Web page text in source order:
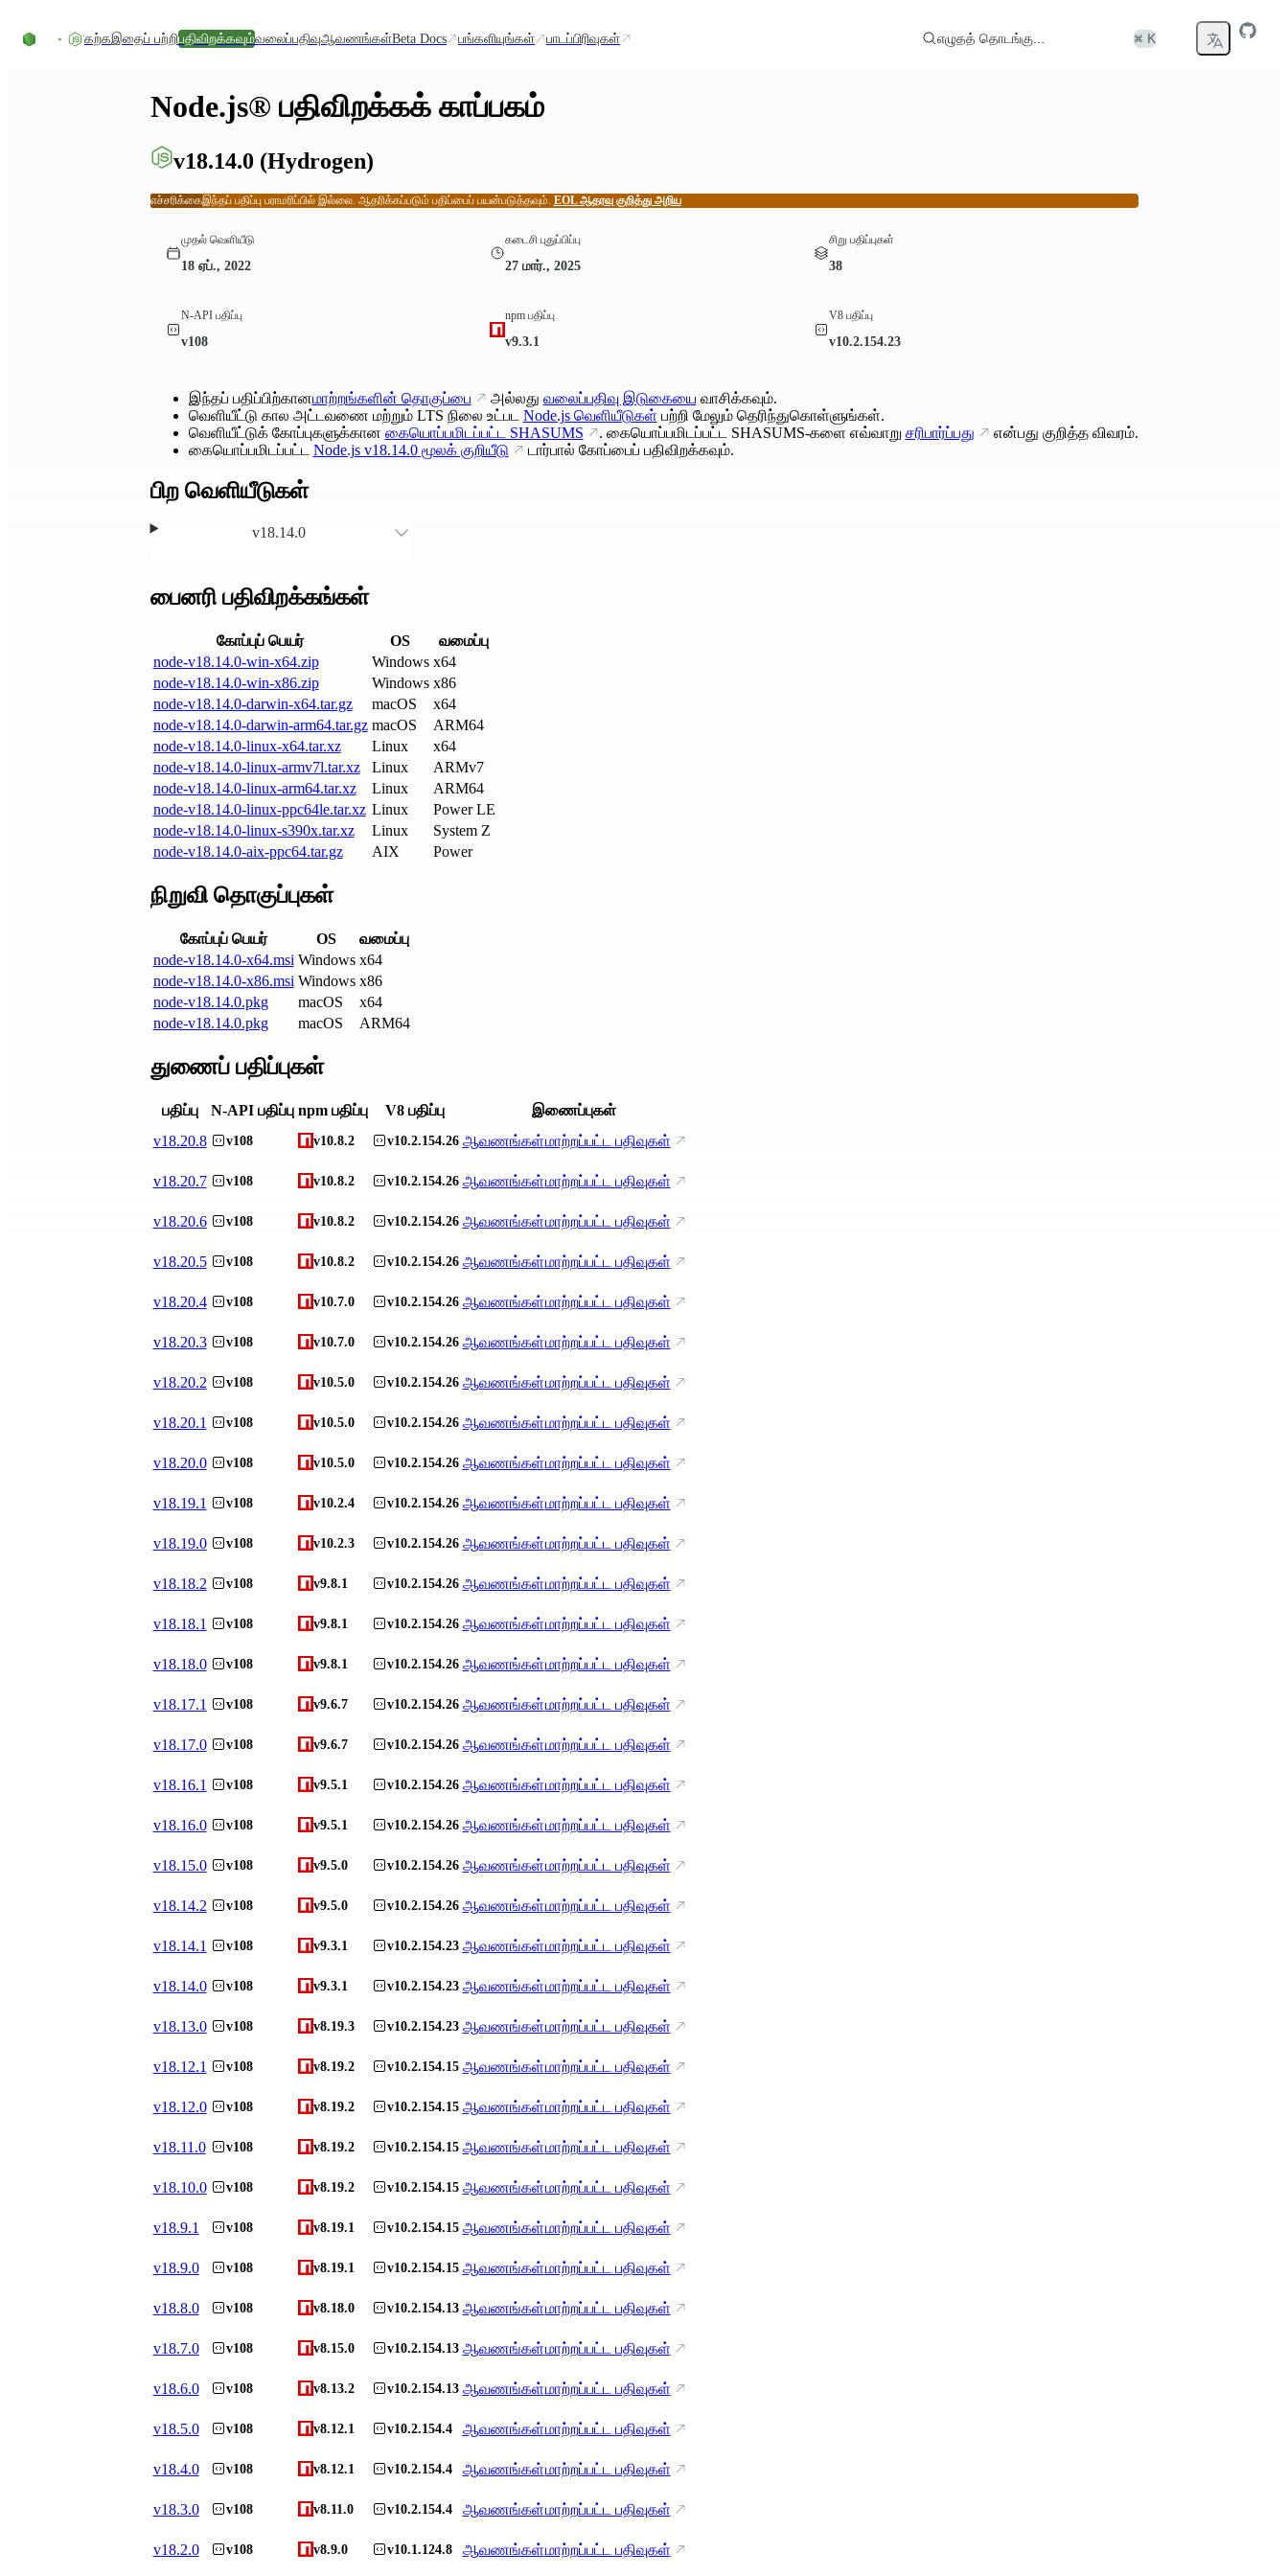
கற்கஇதைப் பற்றிபதிவிறக்கவும்வலைப்பதிவுஆவணங்கள்Beta Docs பங்களியுங்கள் பாடப்பிரிவுகள் எழுதத் தொடங்கு... ⌘ K
Node.js® பதிவிறக்கக் காப்பகம்
v18.14.0 (Hydrogen)
எச்சரிக்கைஇந்தப் பதிப்பு பராமரிப்பில் இல்லை. ஆதரிக்கப்படும் பதிப்பைப் பயன்படுத்தவும். EOL ஆதரவு குறித்து அறிய
முதல் வெளியீடு
18 ஏப்., 2022
கடைசி புதுப்பிப்பு
27 மார்., 2025
சிறு பதிப்புகள்
38
N-API பதிப்பு
v108
npm பதிப்பு
v9.3.1
V8 பதிப்பு
v10.2.154.23
இந்தப் பதிப்பிற்கானமாற்றங்களின் தொகுப்பை அல்லது வலைப்பதிவு இடுகையை வாசிக்கவும்.
வெளியீட்டு கால அட்டவணை மற்றும் LTS நிலை உட்பட Node.js வெளியீடுகள் பற்றி மேலும் தெரிந்துகொள்ளுங்கள்.
வெளியீட்டுக் கோப்புகளுக்கான கையொப்பமிடப்பட்ட SHASUMS . கையொப்பமிடப்பட்ட SHASUMS-களை எவ்வாறு சரிபார்ப்பது
என்பது குறித்த விவரம்.
கையொப்பமிடப்பட்ட Node.js v18.14.0மூலக் குறியீடு டார்பால் கோப்பைப் பதிவிறக்கவும்.
பிற வெளியீடுகள்
v18.14.0
பைனரி பதிவிறக்கங்கள்
கோப்புப் பெயர் OS
வமைப்பு
node-v18.14.0-win-x64.zip
Windows x64
node-v18.14.0-win-x86.zip
Windows x86
node-v18.14.0-darwin-x64.tar.gz
macOS
x64
node-v18.14.0-darwin-arm64.tar.gz macOS
ARM64
node-v18.14.0-linux-x64.tar.xz
Linux
x64
node-v18.14.0-linux-armv7l.tar.xz
Linux
ARMv7
node-v18.14.0-linux-arm64.tar.xz
Linux
ARM64
node-v18.14.0-linux-ppc64le.tar.xz Linux
Power LE
node-v18.14.0-linux-s390x.tar.xz
Linux
System Z
node-v18.14.0-aix-ppc64.tar.gz
AIX Power
நிறுவி தொகுப்புகள்
கோப்புப் பெயர் OS
வமைப்பு
node-v18.14.0-x64.msi Windows x64
node-v18.14.0-x86.msi Windows x86
node-v18.14.0.pkg
macOS
x64
node-v18.14.0.pkg
macOS ARM64
துணைப் பதிப்புகள்
பதிப்பு N-API பதிப்பு npm பதிப்பு V8 பதிப்பு
இணைப்புகள்
v18.20.8 v108 v10.8.2 v10.2.154.26 ஆவணங்கள்மாற்றப்பட்ட பதிவுகள்
v18.20.7 v108 v10.8.2 v10.2.154.26 ஆவணங்கள்மாற்றப்பட்ட பதிவுகள்
v18.20.6 v108 v10.8.2 v10.2.154.26 ஆவணங்கள்மாற்றப்பட்ட பதிவுகள்
v18.20.5 v108 v10.8.2 v10.2.154.26 ஆவணங்கள்மாற்றப்பட்ட பதிவுகள்
v18.20.4 v108 v10.7.0 v10.2.154.26 ஆவணங்கள்மாற்றப்பட்ட பதிவுகள்
v18.20.3 v108 v10.7.0 v10.2.154.26 ஆவணங்கள்மாற்றப்பட்ட பதிவுகள்
v18.20.2 v108 v10.5.0 v10.2.154.26 ஆவணங்கள்மாற்றப்பட்ட பதிவுகள்
v18.20.1 v108 v10.5.0 v10.2.154.26 ஆவணங்கள்மாற்றப்பட்ட பதிவுகள்
v18.20.0 v108 v10.5.0 v10.2.154.26 ஆவணங்கள்மாற்றப்பட்ட பதிவுகள்
v18.19.1 v108 v10.2.4 v10.2.154.26 ஆவணங்கள்மாற்றப்பட்ட பதிவுகள்
v18.19.0 v108 v10.2.3 v10.2.154.26 ஆவணங்கள்மாற்றப்பட்ட பதிவுகள்
v18.18.2 v108 v9.8.1 v10.2.154.26 ஆவணங்கள்மாற்றப்பட்ட பதிவுகள்
v18.18.1 v108 v9.8.1 v10.2.154.26 ஆவணங்கள்மாற்றப்பட்ட பதிவுகள்
v18.18.0 v108 v9.8.1 v10.2.154.26 ஆவணங்கள்மாற்றப்பட்ட பதிவுகள்
v18.17.1 v108 v9.6.7 v10.2.154.26 ஆவணங்கள்மாற்றப்பட்ட பதிவுகள்
v18.17.0 v108 v9.6.7 v10.2.154.26 ஆவணங்கள்மாற்றப்பட்ட பதிவுகள்
v18.16.1 v108 v9.5.1 v10.2.154.26 ஆவணங்கள்மாற்றப்பட்ட பதிவுகள்
v18.16.0 v108 v9.5.1 v10.2.154.26 ஆவணங்கள்மாற்றப்பட்ட பதிவுகள்
v18.15.0 v108 v9.5.0 v10.2.154.26 ஆவணங்கள்மாற்றப்பட்ட பதிவுகள்
v18.14.2 v108 v9.5.0 v10.2.154.26 ஆவணங்கள்மாற்றப்பட்ட பதிவுகள்
v18.14.1 v108 v9.3.1 v10.2.154.23 ஆவணங்கள்மாற்றப்பட்ட பதிவுகள்
v18.14.0 v108 v9.3.1 v10.2.154.23 ஆவணங்கள்மாற்றப்பட்ட பதிவுகள்
v18.13.0 v108 v8.19.3 v10.2.154.23 ஆவணங்கள்மாற்றப்பட்ட பதிவுகள்
v18.12.1 v108 v8.19.2 v10.2.154.15 ஆவணங்கள்மாற்றப்பட்ட பதிவுகள்
v18.12.0 v108 v8.19.2 v10.2.154.15 ஆவணங்கள்மாற்றப்பட்ட பதிவுகள்
v18.11.0 v108 v8.19.2 v10.2.154.15 ஆவணங்கள்மாற்றப்பட்ட பதிவுகள்
v18.10.0 v108 v8.19.2 v10.2.154.15 ஆவணங்கள்மாற்றப்பட்ட பதிவுகள்
v18.9.1 v108 v8.19.1 v10.2.154.15 ஆவணங்கள்மாற்றப்பட்ட பதிவுகள்
v18.9.0 v108 v8.19.1 v10.2.154.15 ஆவணங்கள்மாற்றப்பட்ட பதிவுகள்
v18.8.0 v108 v8.18.0 v10.2.154.13 ஆவணங்கள்மாற்றப்பட்ட பதிவுகள்
v18.7.0 v108 v8.15.0 v10.2.154.13 ஆவணங்கள்மாற்றப்பட்ட பதிவுகள்
v18.6.0 v108 v8.13.2 v10.2.154.13 ஆவணங்கள்மாற்றப்பட்ட பதிவுகள்
v18.5.0 v108 v8.12.1 v10.2.154.4 ஆவணங்கள்மாற்றப்பட்ட பதிவுகள்
v18.4.0 v108 v8.12.1 v10.2.154.4 ஆவணங்கள்மாற்றப்பட்ட பதிவுகள்
v18.3.0 v108 v8.11.0 v10.2.154.4 ஆவணங்கள்மாற்றப்பட்ட பதிவுகள்
v18.2.0 v108 v8.9.0 v10.1.124.8 ஆவணங்கள்மாற்றப்பட்ட பதிவுகள்